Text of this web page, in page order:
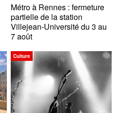
Métro à Rennes : fermeture
partielle de la station
Villejean-Université du 3 au
7 août
Culture